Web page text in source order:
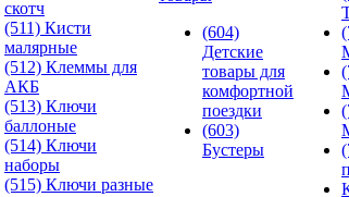
скотч
(511) Кисти
малярные
(512) Клеммы для
АКБ
(513) Ключи
баллоные
(514) Ключи
наборы
(515) Ключи разные
(604)
Детские
товары для
комфортной
поездки
(603)
Бустеры